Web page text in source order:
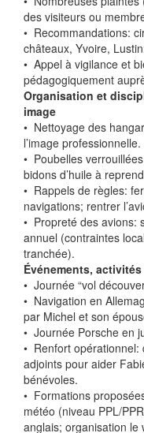
des visiteurs ou
•⁠ ⁠Recommandations:
châteaux, Yvoire,
•⁠ ⁠Appel à vigilance et
pédagogiquement
Organisation et
image
•⁠ ⁠Nettoyage des
l’image professionnelle.
•⁠ ⁠Poubelles
bidons d’huile à
•⁠ ⁠Rappels de règles:
navigations; rentrer
•⁠ ⁠Propreté des avions:
annuel (contraintes
tranchée).
Événements,
•⁠ ⁠Journée “vol
•⁠ ⁠Navigation en
par Michel et son
•⁠ ⁠Journée Porsche en
•⁠ ⁠Renfort opérationnel:
adjoints pour aider
bénévoles.
•⁠ ⁠Formations
météo (niveau PPL/
anglais; organisation le